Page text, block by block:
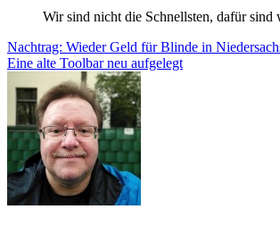
Wir sind nicht die Schnellsten, dafür
Beitragsnavigation
Nachtrag: Wieder Geld für Blinde in
Eine alte Toolbar neu aufgelegt